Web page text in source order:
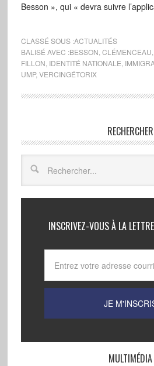
Besson », qui « devra suivre
CLASSÉ SOUS :ACTUALITÉS
BALISÉ AVEC :BESSON CLÉMENCEAU
FILLON IDENTITÉ NATIONALE
UMP, VERCINGÉTORIX
RECHERCHER
INSCRIVEZ-VOUS À LA
MULTIMÉDIA